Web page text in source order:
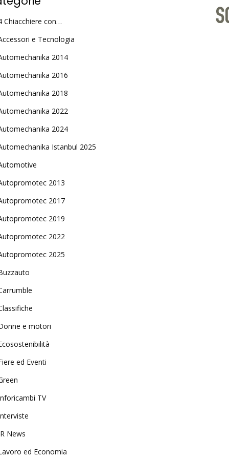
Chiacchiere con…
e Tecnologia
2014
2016
2018
2022
2024
Istanbul 2025
2013
2017
2019
2022
2025
e motori
ed Eventi
TV
News
ed Economia